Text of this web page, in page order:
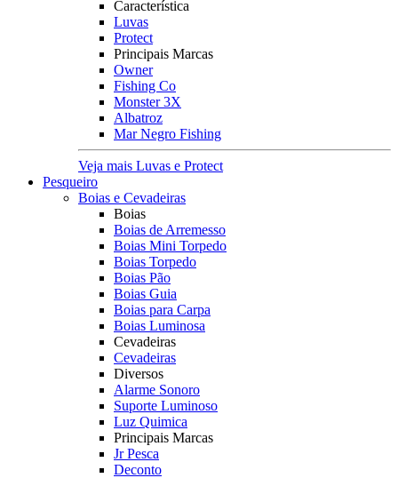
Característica
Luvas
Protect
Principais Marcas
Owner
Fishing Co
Monster 3X
Albatroz
Mar Negro Fishing
Veja mais Luvas e Protect
Pesqueiro
Boias e Cevadeiras
Boias
Boias de Arremesso
Boias Mini Torpedo
Boias Torpedo
Boias Pão
Boias Guia
Boias para Carpa
Boias Luminosa
Cevadeiras
Cevadeiras
Diversos
Alarme Sonoro
Suporte Luminoso
Luz Quimica
Principais Marcas
Jr Pesca
Deconto